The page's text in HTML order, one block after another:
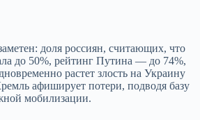
доля россиян, считающих, что
до 50%, рейтинг Путина — до 74%,
растет злость на Украину
афиширует потери, подводя базу
мобилизации.